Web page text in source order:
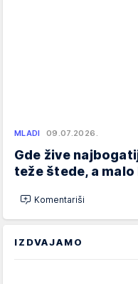
MLADI 09.07.2026.
Gde žive
teže štede, a
Komentariši
IZDVAJAMO